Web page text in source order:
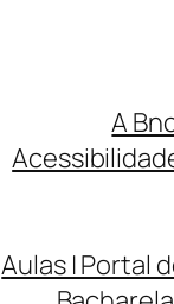
A
Aulas | Portal